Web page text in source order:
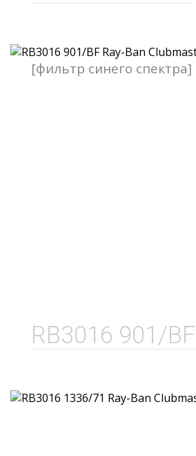
RB3016 901/BF
[фильтр синего спектра]